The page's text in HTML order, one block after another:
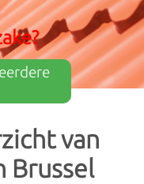
×
En hoe
en plichten?
van
Brussel